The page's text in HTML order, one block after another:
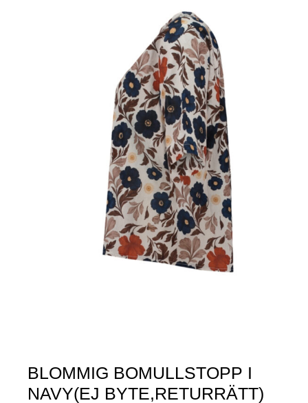
BLOMMIG BOMULLSTOPP I
NAVY(EJ BYTE,RETURRÄTT)